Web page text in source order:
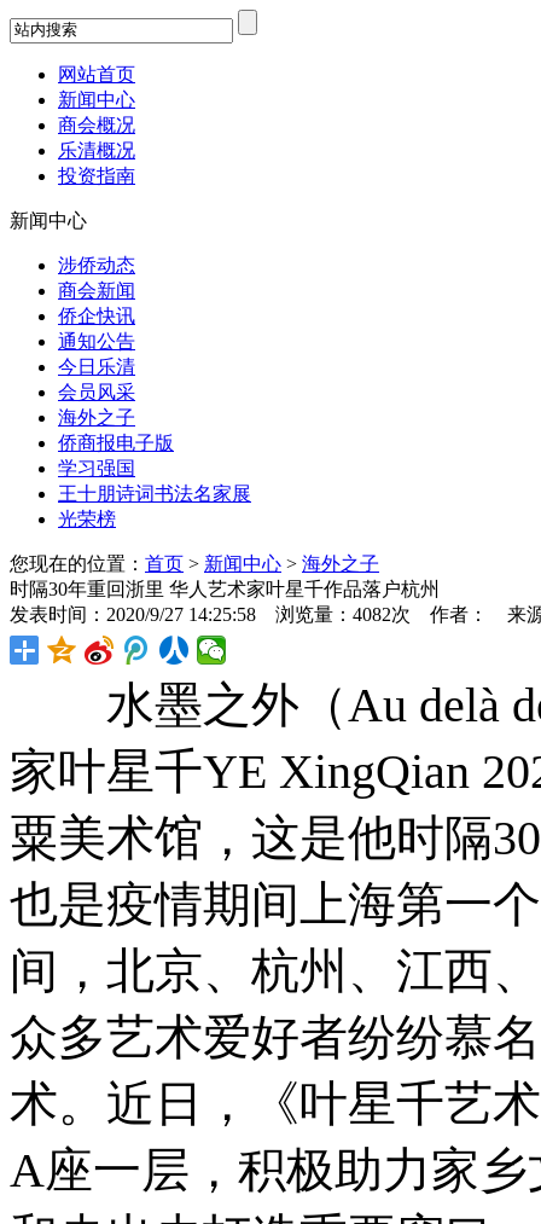
网站首页
新闻中心
商会概况
乐清概况
投资指南
新闻中心
涉侨动态
商会新闻
侨企快讯
通知公告
今日乐清
会员风采
海外之子
侨商报电子版
学习强国
王十朋诗词书法名家展
光荣榜
您现在的位置： 首页 > 新闻中心 > 海外之子
时隔30年重回浙里 华人艺术家叶星千作品落户杭州
发表时间：2020/9/27 14:25:58 浏览量：4082次 作者： 来
水墨之外（Au delà
家叶星千YE XingQian
粟美术馆，这是他时隔
也是疫情期间上海第一
间，北京、杭州、江西
众多艺术爱好者纷纷慕
术。近日，《叶星千艺
A座一层，积极助力家